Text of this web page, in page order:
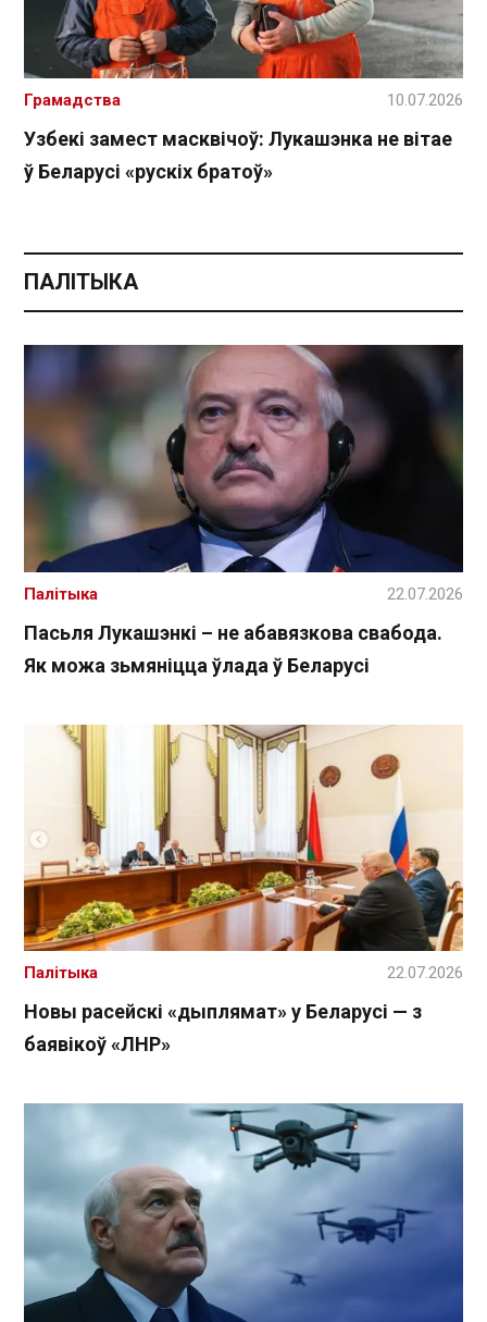
Узбекі замест масквічоў: Лукашэнка не вітае
ў Беларусі «рускіх братоў»
Грамадства 10.07.2026
ПАЛІТЫКА
Пасьля Лукашэнкі – не абавязкова свабода.
Як можа зьмяніцца ўлада ў Беларусі
Палітыка 22.07.2026
Новы расейскі «дыплямат» у Беларусі — з
баявікоў «ЛНР»
Палітыка 22.07.2026